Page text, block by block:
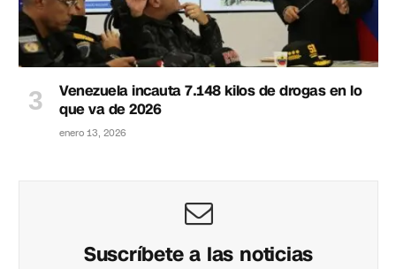
Venezuela incauta 7.148 kilos de drogas en lo
que va de 2026
enero 13, 2026
Suscríbete a las noticias